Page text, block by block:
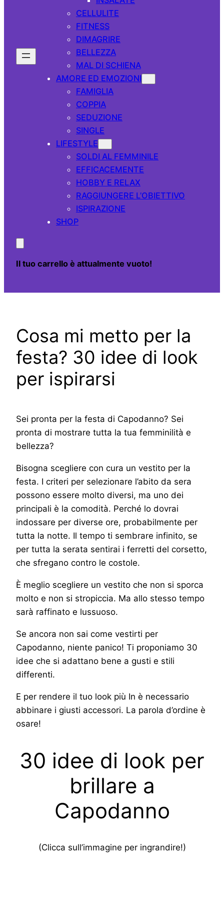
CELLULITE
FITNESS
DIMAGRIRE
BELLEZZA
MAL DI SCHIENA
AMORE ED EMOZIONI
FAMIGLIA
COPPIA
SEDUZIONE
SINGLE
LIFESTYLE
SOLDI AL FEMMINILE
EFFICACEMENTE
HOBBY E RELAX
RAGGIUNGERE L’OBIETTIVO
ISPIRAZIONE
SHOP
Il tuo carrello è attualmente vuoto!
Cosa mi metto per la
festa? 30 idee di look
per ispirarsi
Sei pronta per la festa di Capodanno? Sei
pronta di mostrare tutta la tua femminilità e
bellezza?
Bisogna scegliere con cura un vestito per la
festa. I criteri per selezionare l’abito da sera
possono essere molto diversi, ma uno dei
principali è la comodità. Perché lo dovrai
indossare per diverse ore, probabilmente per
tutta la notte. Il tempo ti sembrare infinito, se
per tutta la serata sentirai i ferretti del corsetto,
che sfregano contro le costole.
È meglio scegliere un vestito che non si sporca
molto e non si stropiccia. Ma allo stesso tempo
sarà raffinato e lussuoso.
Se ancora non sai come vestirti per
Capodanno, niente panico! Ti proponiamo 30
idee che si adattano bene a gusti e stili
differenti.
E per rendere il tuo look più In è necessario
abbinare i giusti accessori. La parola d’ordine è
osare!
30 idee di look per
brillare a
Capodanno
(Clicca sull’immagine per ingrandire!)